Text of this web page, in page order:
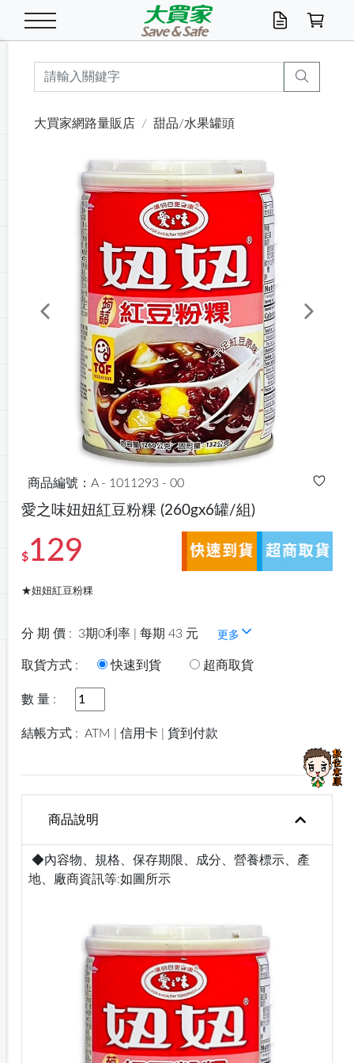
五穀/南北貨
湯類/湯塊
醬油.油膏.蠔油
調味用品
咖哩/沾拌醬/抹醬
泡麵 / 麵條
碗麵/義大利麵
麵條/快煮麵/米粉
箱購專區
罐頭調理包
醬菜/玉米罐
調理食品
肉鬆/肉醬罐
點心罐
零嘴
堅果/海苔
肉乾/豆乾
糕餅/點心
洋芋片
節日限定伴手禮
糖果/巧克力
巧克力
果汁咖啡
碳酸/礦泉水
保久乳/豆米漿
機能飲料
箱購飲料
機能保健
族群保健
常備/醫材/口罩
▶保健品牌推薦
奶粉/穀麥片 麥片/玉米片
沖調穀粉/隨手包
紅茶
奶茶/花草茶
烏龍/普洱茶/其他
黑糖桂圓/蜂蜜醋
咖啡/可可
咖啡豆/粉/濾掛
可可/糖/奶精
香皂/洗手乳
造型髮品
染髮產品
牙膏/漱口水
口腔配件
卸妝/粉刺調理
刮鬍用品
開架/身體保養
面/眼膜
身體保養
開架彩妝/防曬
保鮮/微波
飲水用具
廚房配件
掃除用具/照明/五金 洗衣/曬衣用具
電池/延長線
燈泡/檯燈/照明
修繕/五金/祭祀
傢飾/收納/衛浴
收納用品
衛浴/毛巾
地墊/家飾品
寵物/園藝
寵物清潔/百貨
園藝用品
廚房紙巾/平版/
箱購免運區
日用活動區
洗衣粉/皂
漂白水/柔軟精
箱購免運區
浴廁/水管清潔
居家清潔/除濕芳
防蚊/殺蟲
衛生棉/護墊
成人/嬰兒紙尿褲
嬰兒尿布
成人紙尿褲
烤箱/微波/電磁爐
快煮壺/烘碗機
咖啡機/果汁調理
風扇/防蚊家電
電暖器
美容家電
家用電器
3C/電腦周邊/OA
數位週邊
手機/平板周邊
辦公用具
辦公文具/收納
玩具/擺設小物
汽車百貨
休閒/運動
健身/按摩/瑜珈
測量/護具/其他
球類/運動
服飾/配件
配件
男/女/機能包
戶外/室內鞋
調理食品
清潔用品免運
居家/汽百用品
店長推薦
這夏不怕熱
綠意露營生活
大買家網路量販店 甜品/水果罐頭
Previous Next
商品編號：A - 1011293 - 00
愛之味妞妞紅豆粉粿 (260gx6罐/組)
$129
★妞妞紅豆粉粿
分 期 價 : 3期0利率 | 每期 43 元 更多
取貨方式 : 快速到貨 超商取貨
數 量 :
結帳方式 : ATM | 信用卡 | 貨到付款
商品說明
◆內容物、規格、保存期限、成分、營養標示、產
地、廠商資訊等:如圖所示